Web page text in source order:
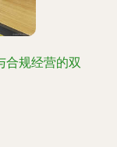
合规经营的双